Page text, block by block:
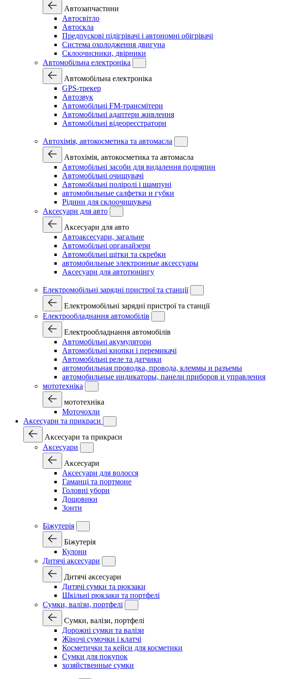
Автозапчастини
Автосвітло
Автоскла
Предпускові підігрівачі і автономні обігрівачі
Система охолодження двигуна
Склоочисники, двірники
Автомобільна електроніка
Автомобільна електроніка
GPS-трекер
Автозвук
Автомобільні FM-трансмітери
Автомобільні адаптери живлення
Автомобільні відеореєстратори
Автохімія, автокосметика та автомасла
Автохімія, автокосметика та автомасла
Автомобільні засоби для видалення подряпин
Автомобільні очищувачі
Автомобільні поліролі і шампуні
автомобильные салфетки и губки
Рідини для склоочищувача
Аксесуари для авто
Аксесуари для авто
Автоаксесуари, загальне
Автомобільні органайзери
Автомобільні щітки та скребки
автомобильные электронные аксессуары
Аксесуари для автотюнінгу
Електромобільні зарядні пристрої та станції
Електромобільні зарядні пристрої та станції
Електрообладнання автомобілів
Електрообладнання автомобілів
Автомобільні акумулятори
Автомобільні кнопки і перемикачі
Автомобільні реле та датчики
автомобильная проводка, провода, клеммы и разъемы
автомобильные индикаторы, панели приборов и управления
мототехніка
мототехніка
Моточохли
Аксесуари та прикраси
Аксесуари та прикраси
Аксесуари
Аксесуари
Аксесуари для волосся
Гаманці та портмоне
Головні убори
Дощовики
Зонти
Біжутерія
Біжутерія
Кулони
Дитячі аксесуари
Дитячі аксесуари
Дитячі сумки та рюкзаки
Шкільні рюкзаки та портфелі
Сумки, валізи, портфелі
Сумки, валізи, портфелі
Дорожні сумки та валізи
Жіночі сумочки і клатчі
Косметички та кейси для косметики
Сумки для покупок
хозяйственные сумки